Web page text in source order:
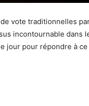
vote traditionnelles
incontournable dans
jour pour répondre à